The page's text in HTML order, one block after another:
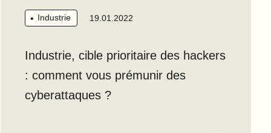
Industrie 19.01.2022
Industrie, cible prioritaire des hackers
: comment vous prémunir des
cyberattaques ?